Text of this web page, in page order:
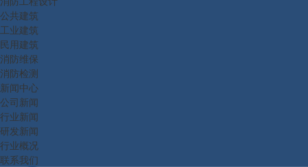
公共建筑
工业建筑
民用建筑
消防维保
消防检测
新闻中心
公司新闻
行业新闻
研发新闻
行业概况
联系我们